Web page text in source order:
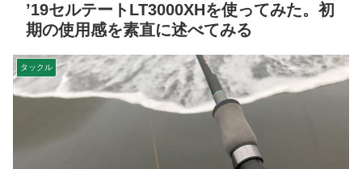
’19セルテートLT3000XHを使ってみた。初
期の使用感を素直に述べてみる
タックル